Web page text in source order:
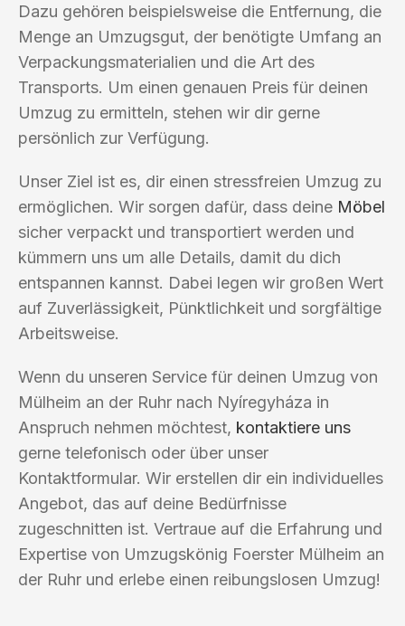
Dazu gehören beispielsweise die Entfernung, die
Menge an Umzugsgut, der benötigte Umfang an
Verpackungsmaterialien und die Art des
Transports. Um einen genauen Preis für deinen
Umzug zu ermitteln, stehen wir dir gerne
persönlich zur Verfügung.
Unser Ziel ist es, dir einen stressfreien Umzug zu
ermöglichen. Wir sorgen dafür, dass deine Möbel
sicher verpackt und transportiert werden und
kümmern uns um alle Details, damit du dich
entspannen kannst. Dabei legen wir großen Wert
auf Zuverlässigkeit, Pünktlichkeit und sorgfältige
Arbeitsweise.
Wenn du unseren Service für deinen Umzug von
Mülheim an der Ruhr nach Nyíregyháza in
Anspruch nehmen möchtest, kontaktiere uns
gerne telefonisch oder über unser
Kontaktformular. Wir erstellen dir ein individuelles
Angebot, das auf deine Bedürfnisse
zugeschnitten ist. Vertraue auf die Erfahrung und
Expertise von Umzugskönig Foerster Mülheim an
der Ruhr und erlebe einen reibungslosen Umzug!